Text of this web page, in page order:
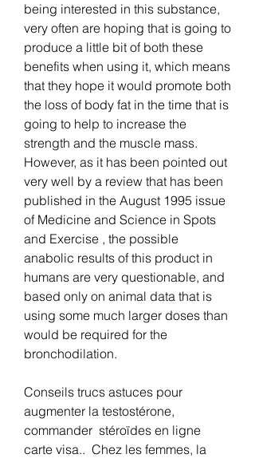
being interested in this substance,
very often are hoping that is going to
produce a little bit of both these
benefits when using it, which means
that they hope it would promote both
the loss of body fat in the time that is
going to help to increase the
strength and the muscle mass.
However, as it has been pointed out
very well by a review that has been
published in the August 1995 issue
of Medicine and Science in Spots
and Exercise , the possible
anabolic results of this product in
humans are very questionable, and
based only on animal data that is
using some much larger doses than
would be required for the
bronchodilation.
Conseils trucs astuces pour
augmenter la testostérone,
commander  stéroïdes en ligne
carte visa..  Chez les femmes, la